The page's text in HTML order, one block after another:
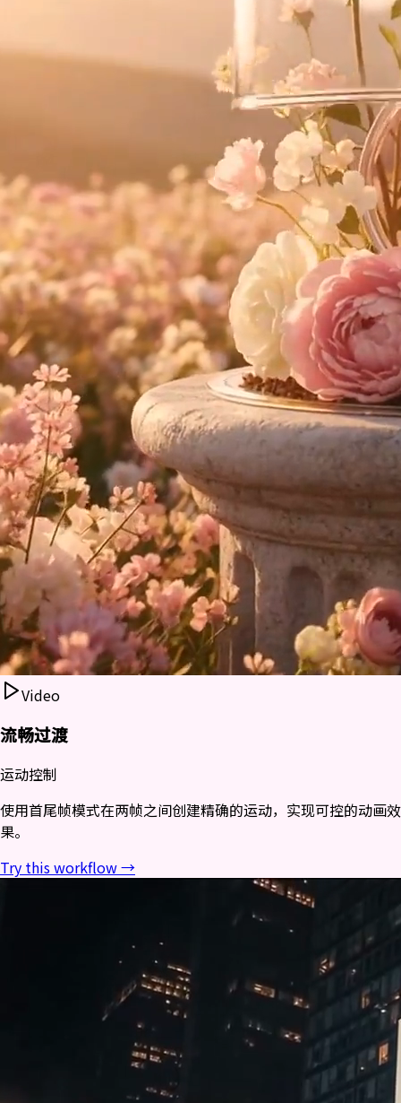
Video
流畅过渡
运动控制
使用首尾帧模式在两帧之间创建精确的运动，实现可控的动画效
果。
Try this workflow →